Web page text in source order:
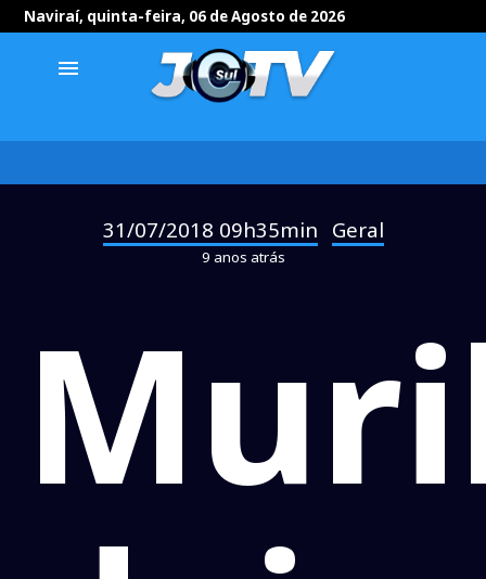
Naviraí, quinta-feira, 06 de Agosto de 2026
menu
31/07/2018 09h35min Geral
9 anos atrás